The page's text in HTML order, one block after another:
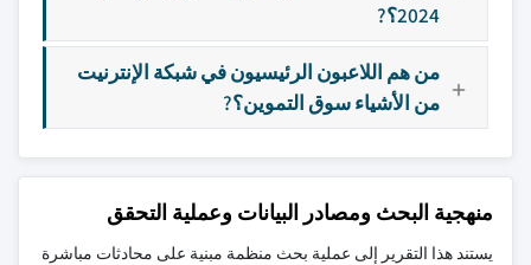
2024؟?
من هم اللاعبون الرئيسيون في شبكة الإنترنيت
من الأشياء سوق التموين؟?
منهجية البحث ومصادر البيانات وعملية التحقق
يستند هذا التقرير إلى عملية بحث منظمة مبنية على محادثات مباشرة